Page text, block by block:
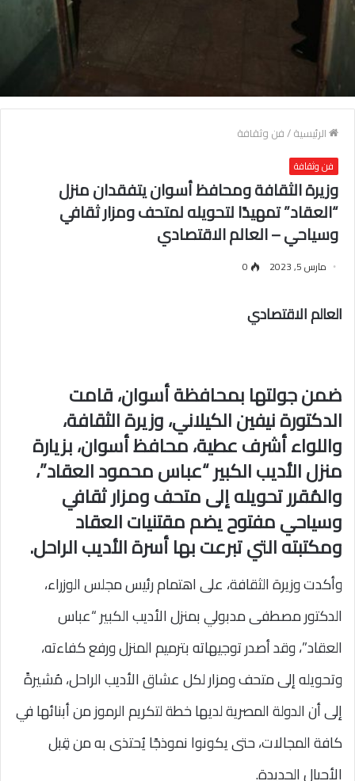
الرئيسية/فن وثقافة
فن وثقافة
وزيرة الثقافة ومحافظ أسوان يتفقدان منزل
“العقاد” تمهيدًا لتحويله لمتحف ومزار ثقافي
وسياحي – العالم الاقتصادي
مارس 5, 2023 0
العالم الاقتصادي
ضمن جولتها بمحافظة أسوان، قامت
الدكتورة نيفين الكيلاني، وزيرة الثقافة،
واللواء أشرف عطية، محافظ أسوان، بزيارة
منزل الأديب الكبير “عباس محمود العقاد”،
والمُقرر تحويله إلى متحف ومزار ثقافي
وسياحي مفتوح يضم مقتنيات العقاد
ومكتبته التي تبرعت بها أسرة الأديب الراحل.
وأكدت وزيرة الثقافة، على اهتمام رئيس مجلس الوزراء،
الدكتور مصطفى مدبولي بمنزل الأديب الكبير “عباس
العقاد”، وقد أصدر توجيهاته بترميم المنزل ورفع كفاءته،
وتحويله إلى متحف ومزار لكل عشاق الأديب الراحل، مُشيرةً
إلى أن الدولة المصرية لديها خطة لتكريم الرموز من أبنائها في
كافة المجالات، حتى يكونوا نموذجًا يُحتذى به من قِبل
الأجيال الجديدة.